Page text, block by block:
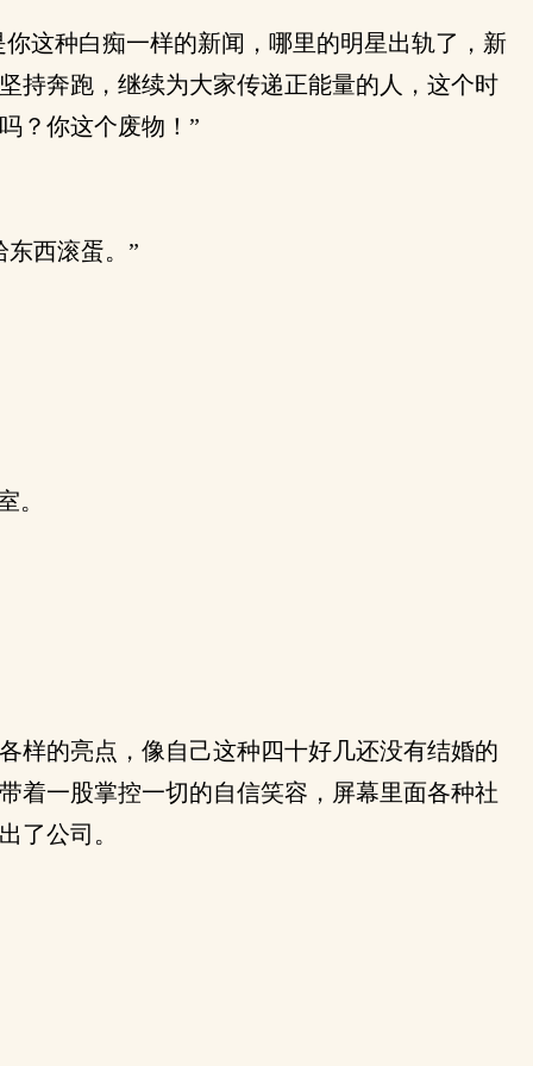
这种白痴一样的新闻，哪里的明星出轨了，新
持奔跑，继续为大家传递正能量的人，这个时
？你这个废物！”
西滚蛋。”
。
的亮点，像自己这种四十好几还没有结婚的
着一股掌控一切的自信笑容，屏幕里面各种社
了公司。